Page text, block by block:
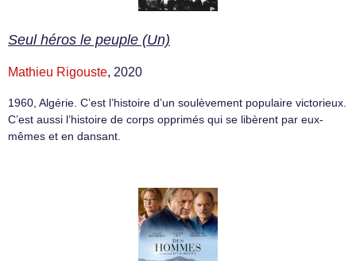
Seul héros le peuple (Un)
Mathieu Rigouste, 2020
1960, Algérie. C’est l’histoire d’un soulèvement populaire victorieux.
C’est aussi l’histoire de corps opprimés qui se libèrent par eux-
mêmes et en dansant.